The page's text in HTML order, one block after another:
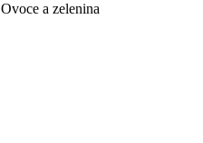
Ovoce a zelenina